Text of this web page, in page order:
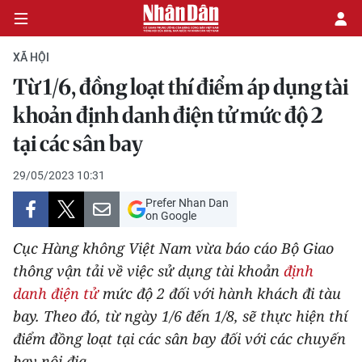
CHÍNH TRỊ
KINH TẾ
VĂN HÓA
XÃ HỘI
PHÁP LUẬT
DU LỊCH
THẾ GIỚI
XÃ HỘI
Từ 1/6, đồng loạt thí điểm áp dụng tài
khoản định danh điện tử mức độ 2
tại các sân bay
29/05/2023 10:31
Prefer Nhan Dan
on Google
Cục Hàng không Việt Nam vừa báo cáo Bộ Giao
thông vận tải về việc sử dụng tài khoản định
danh điện tử mức độ 2 đối với hành khách đi tàu
bay. Theo đó, từ ngày 1/6 đến 1/8, sẽ thực hiện thí
điểm đồng loạt tại các sân bay đối với các chuyến